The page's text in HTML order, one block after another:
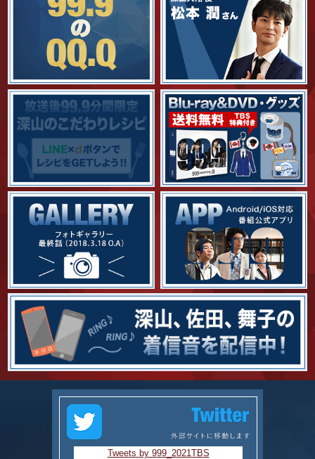
Tweets by 999_2021TBS